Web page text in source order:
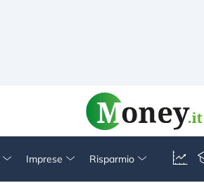
Imprese Risparmio